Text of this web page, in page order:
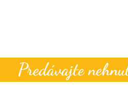
Predávajte